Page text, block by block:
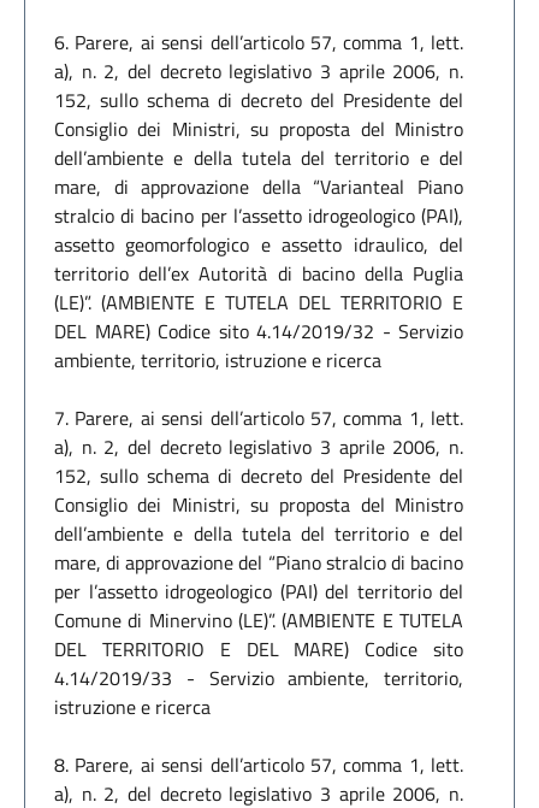
6. Parere, ai sensi dell’articolo 57, comma 1, lett.
a), n. 2, del decreto legislativo 3 aprile 2006, n.
152, sullo schema di decreto del Presidente del
Consiglio dei Ministri, su proposta del Ministro
dell’ambiente e della tutela del territorio e del
mare, di approvazione della “Varianteal Piano
stralcio di bacino per l’assetto idrogeologico (PAI),
assetto geomorfologico e assetto idraulico, del
territorio dell’ex Autorità di bacino della Puglia
(LE)”. (AMBIENTE E TUTELA DEL TERRITORIO E
DEL MARE) Codice sito 4.14/2019/32 - Servizio
ambiente, territorio, istruzione e ricerca
7. Parere, ai sensi dell’articolo 57, comma 1, lett.
a), n. 2, del decreto legislativo 3 aprile 2006, n.
152, sullo schema di decreto del Presidente del
Consiglio dei Ministri, su proposta del Ministro
dell’ambiente e della tutela del territorio e del
mare, di approvazione del “Piano stralcio di bacino
per l’assetto idrogeologico (PAI) del territorio del
Comune di Minervino (LE)”. (AMBIENTE E TUTELA
DEL TERRITORIO E DEL MARE) Codice sito
4.14/2019/33 - Servizio ambiente, territorio,
istruzione e ricerca
8. Parere, ai sensi dell’articolo 57, comma 1, lett.
a), n. 2, del decreto legislativo 3 aprile 2006, n.